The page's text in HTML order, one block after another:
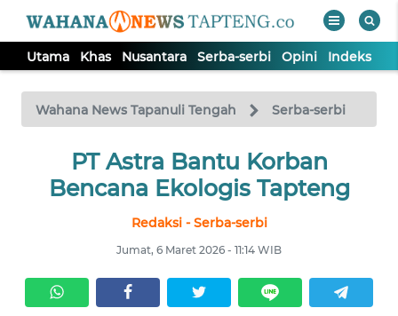
Utama Khas Nusantara Serba-serbi Opini Indeks
Wahana News Tapanuli Tengah Serba-serbi
PT Astra Bantu Korban
Bencana Ekologis Tapteng
Redaksi - Serba-serbi
Jumat, 6 Maret 2026 - 11:14 WIB
TV
Tutup
SERBA-